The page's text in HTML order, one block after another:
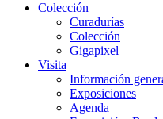
Colección
Curadurías
Colección
Gigapixel
Visita
Información
Exposiciones
Agenda